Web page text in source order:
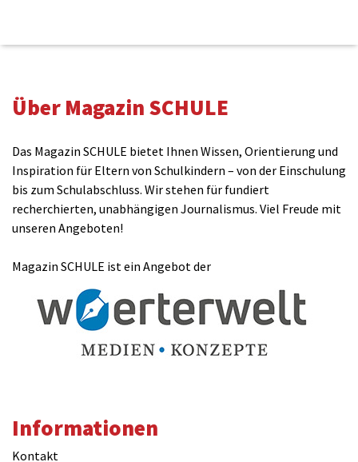
Name(benötigt)
E-Mail(wird nicht veröffentlicht)(benötigt)
Kommentar
Über Magazin SCHULE
Das Magazin SCHULE bietet Ihnen Wissen, Orientierung und
Inspiration für Eltern von Schulkindern – von der Einschulung
bis zum Schulabschluss. Wir stehen für fundiert
recherchierten, unabhängigen Journalismus. Viel Freude mit
unseren Angeboten!
Magazin SCHULE ist ein Angebot der
Informationen
Kontakt